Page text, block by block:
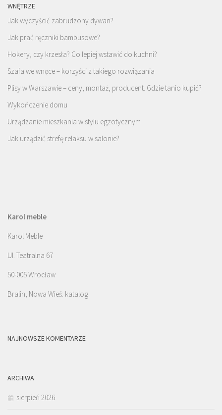
WNĘTRZE
Jak wyczyścić zabrudzony dywan?
Jak prać ręczniki bambusowe?
Hokery, czy krzesła? Co lepiej wstawić do kuchni?
Szafa we wnęce – korzyści z takiego rozwiązania
Plisy w Warszawie – ceny, montaż, producent. Gdzie tanio kupić?
Wykończenie domu
Urządzanie mieszkania w stylu egzotycznym
Jak urządzić strefę relaksu w salonie?
Karol meble
Karol Meble
Ul. Teatralna 67
50-005 Wrocław
Bralin, Nowa Wieś: katalog
NAJNOWSZE KOMENTARZE
ARCHIWA
sierpień 2026